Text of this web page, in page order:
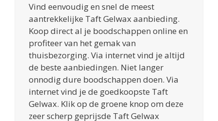
Vind eenvoudig en snel de meest
aantrekkelijke Taft Gelwax aanbieding.
Koop direct al je boodschappen online en
profiteer van het gemak van
thuisbezorging. Via internet vind je altijd
de beste aanbiedingen. Niet langer
onnodig dure boodschappen doen. Via
internet vind je de goedkoopste Taft
Gelwax. Klik op de groene knop om deze
zeer scherp geprijsde Taft Gelwax